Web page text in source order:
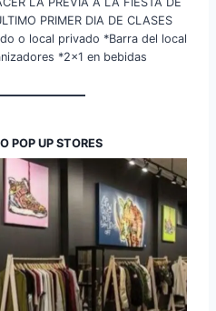
PRIMER DIA DE CLASES
o local privado *Barra del local
*2×1 en bebidas
POP UP STORES